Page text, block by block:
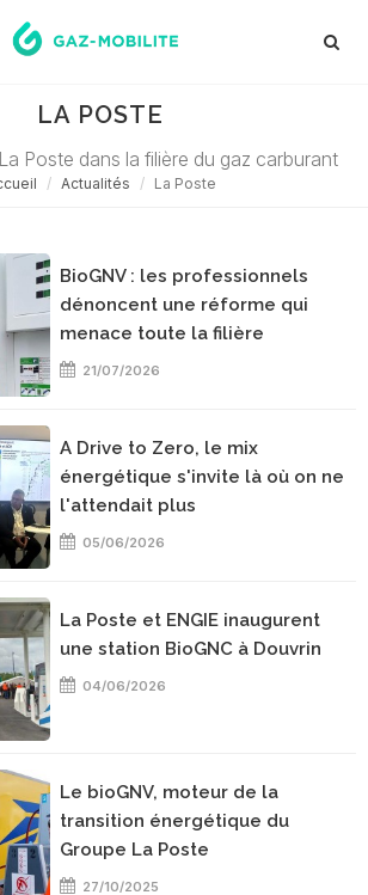
LA POSTE
Poste dans la filière du gaz carburant
Actualités La Poste
BioGNV : les professionnels
dénoncent une réforme qui
menace toute la filière
21/07/2026
A Drive to Zero, le mix
énergétique s'invite là où on ne
l'attendait plus
05/06/2026
La Poste et ENGIE inaugurent
une station BioGNC à Douvrin
04/06/2026
Le bioGNV, moteur de la
transition énergétique du
Groupe La Poste
27/10/2025